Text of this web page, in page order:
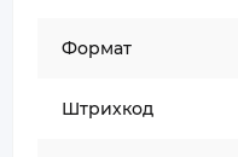
Формат
Штрихкод